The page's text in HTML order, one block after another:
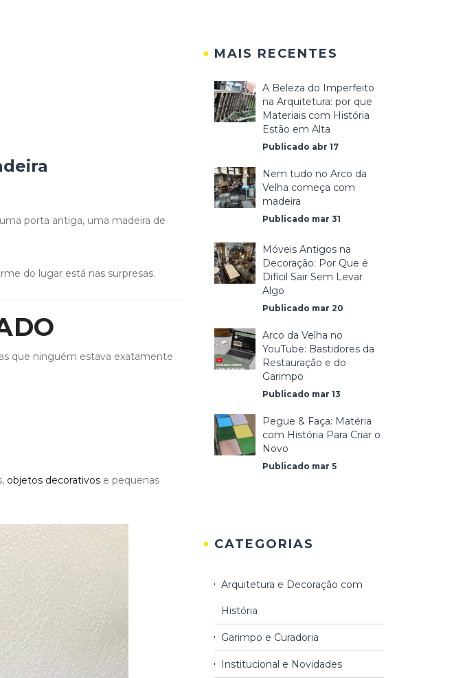
porta antiga, uma madeira de
do lugar está nas surpresas.
que ninguém estava exatamente
objetos decorativos e pequenas
MAIS RECENTES
A Beleza do Imperfeito
na Arquitetura: por que
Materiais com História
Estão em Alta
Publicado abr 17
Nem tudo no Arco da
Velha começa com
madeira
Publicado mar 31
Móveis Antigos na
Decoração: Por Que é
Difícil Sair Sem Levar
Algo
Publicado mar 20
Arco da Velha no
YouTube: Bastidores da
Restauração e do
Garimpo
Publicado mar 13
Pegue & Faça: Matéria
com História Para Criar o
Novo
Publicado mar 5
CATEGORIAS
Arquitetura e Decoração com
História
Garimpo e Curadoria
Institucional e Novidades